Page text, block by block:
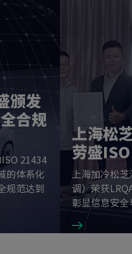
颁发
合规
21434
的体系化
规范达到
上海松
劳盛
上海加冷松
调）荣获
彰显信息安全